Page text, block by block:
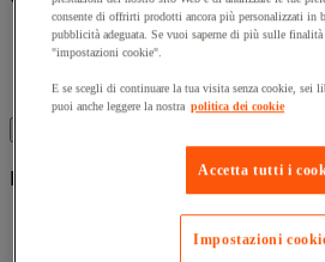
E-Procurement
Soluzioni grandi clienti
Savin'Side
consente di offrirti prodotti ancora più personalizzati in
pubblicità adeguata. Se vuoi saperne di più sulle
"impostazioni cookie".
E se scegli di continuare la tua visita senza cookie, sei
puoi anche leggere la nostra politica dei cookie
Accetta tutti i
Impostazioni